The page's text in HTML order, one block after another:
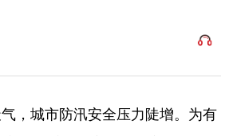
，城市防汛安全压力陡增。为有